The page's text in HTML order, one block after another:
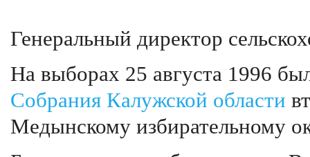
Генеральный директор
На выборах 25 августа 1996
Собрания Калужской области
Медынскому избирательному